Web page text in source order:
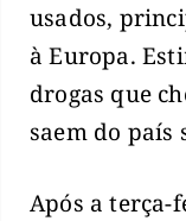
usados,
à Europa.
drogas que
saem do país
Após a terça-